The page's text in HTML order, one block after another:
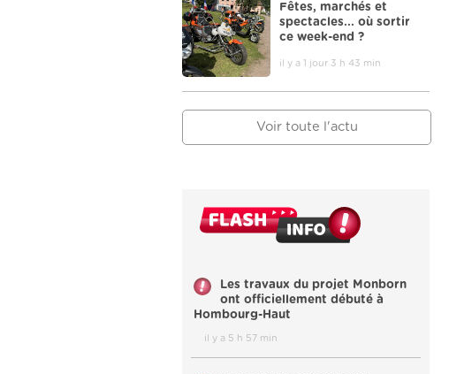
Fêtes, marchés et
spectacles... où sortir
ce week-end ?
il y a 1 jour 3 h 43 min
Voir toute l'actu
Les travaux du projet Monborn
ont officiellement débuté à
Hombourg-Haut
il y a 5 h 57 min